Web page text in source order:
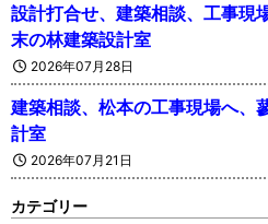
設計打合せ、建築相談、工事現
末の林建築設計室
2026年07月28日
建築相談、松本の工事現場へ、
計室
2026年07月21日
カテゴリー